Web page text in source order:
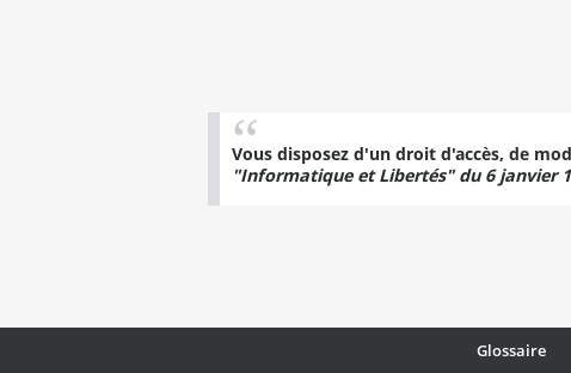
Vous disposez d'un droit d'accès, de
"Informatique et Libertés" du 6 janvier
Glossaire